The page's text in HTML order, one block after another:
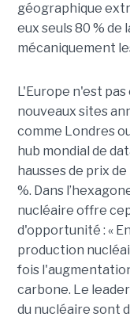
géographique
eux seuls 80 %
mécaniquement
L'Europe n'est
nouveaux sites
comme Londres
hub mondial de
hausses de prix
%. Dans
nucléaire offre
d'opportunité : «
production
fois
carbone. Le
du nucléaire sont